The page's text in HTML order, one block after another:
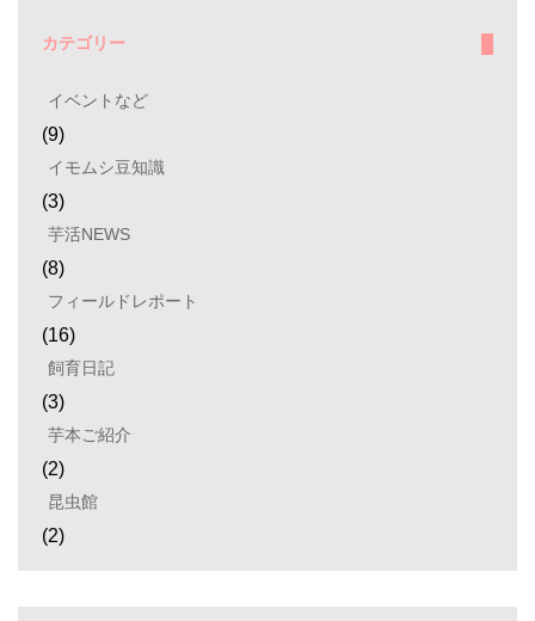
カテゴリー
イベントなど
(9)
イモムシ豆知識
(3)
芋活NEWS
(8)
フィールドレポート
(16)
飼育日記
(3)
芋本ご紹介
(2)
昆虫館
(2)